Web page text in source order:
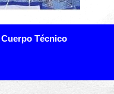
Cuerpo Técnico